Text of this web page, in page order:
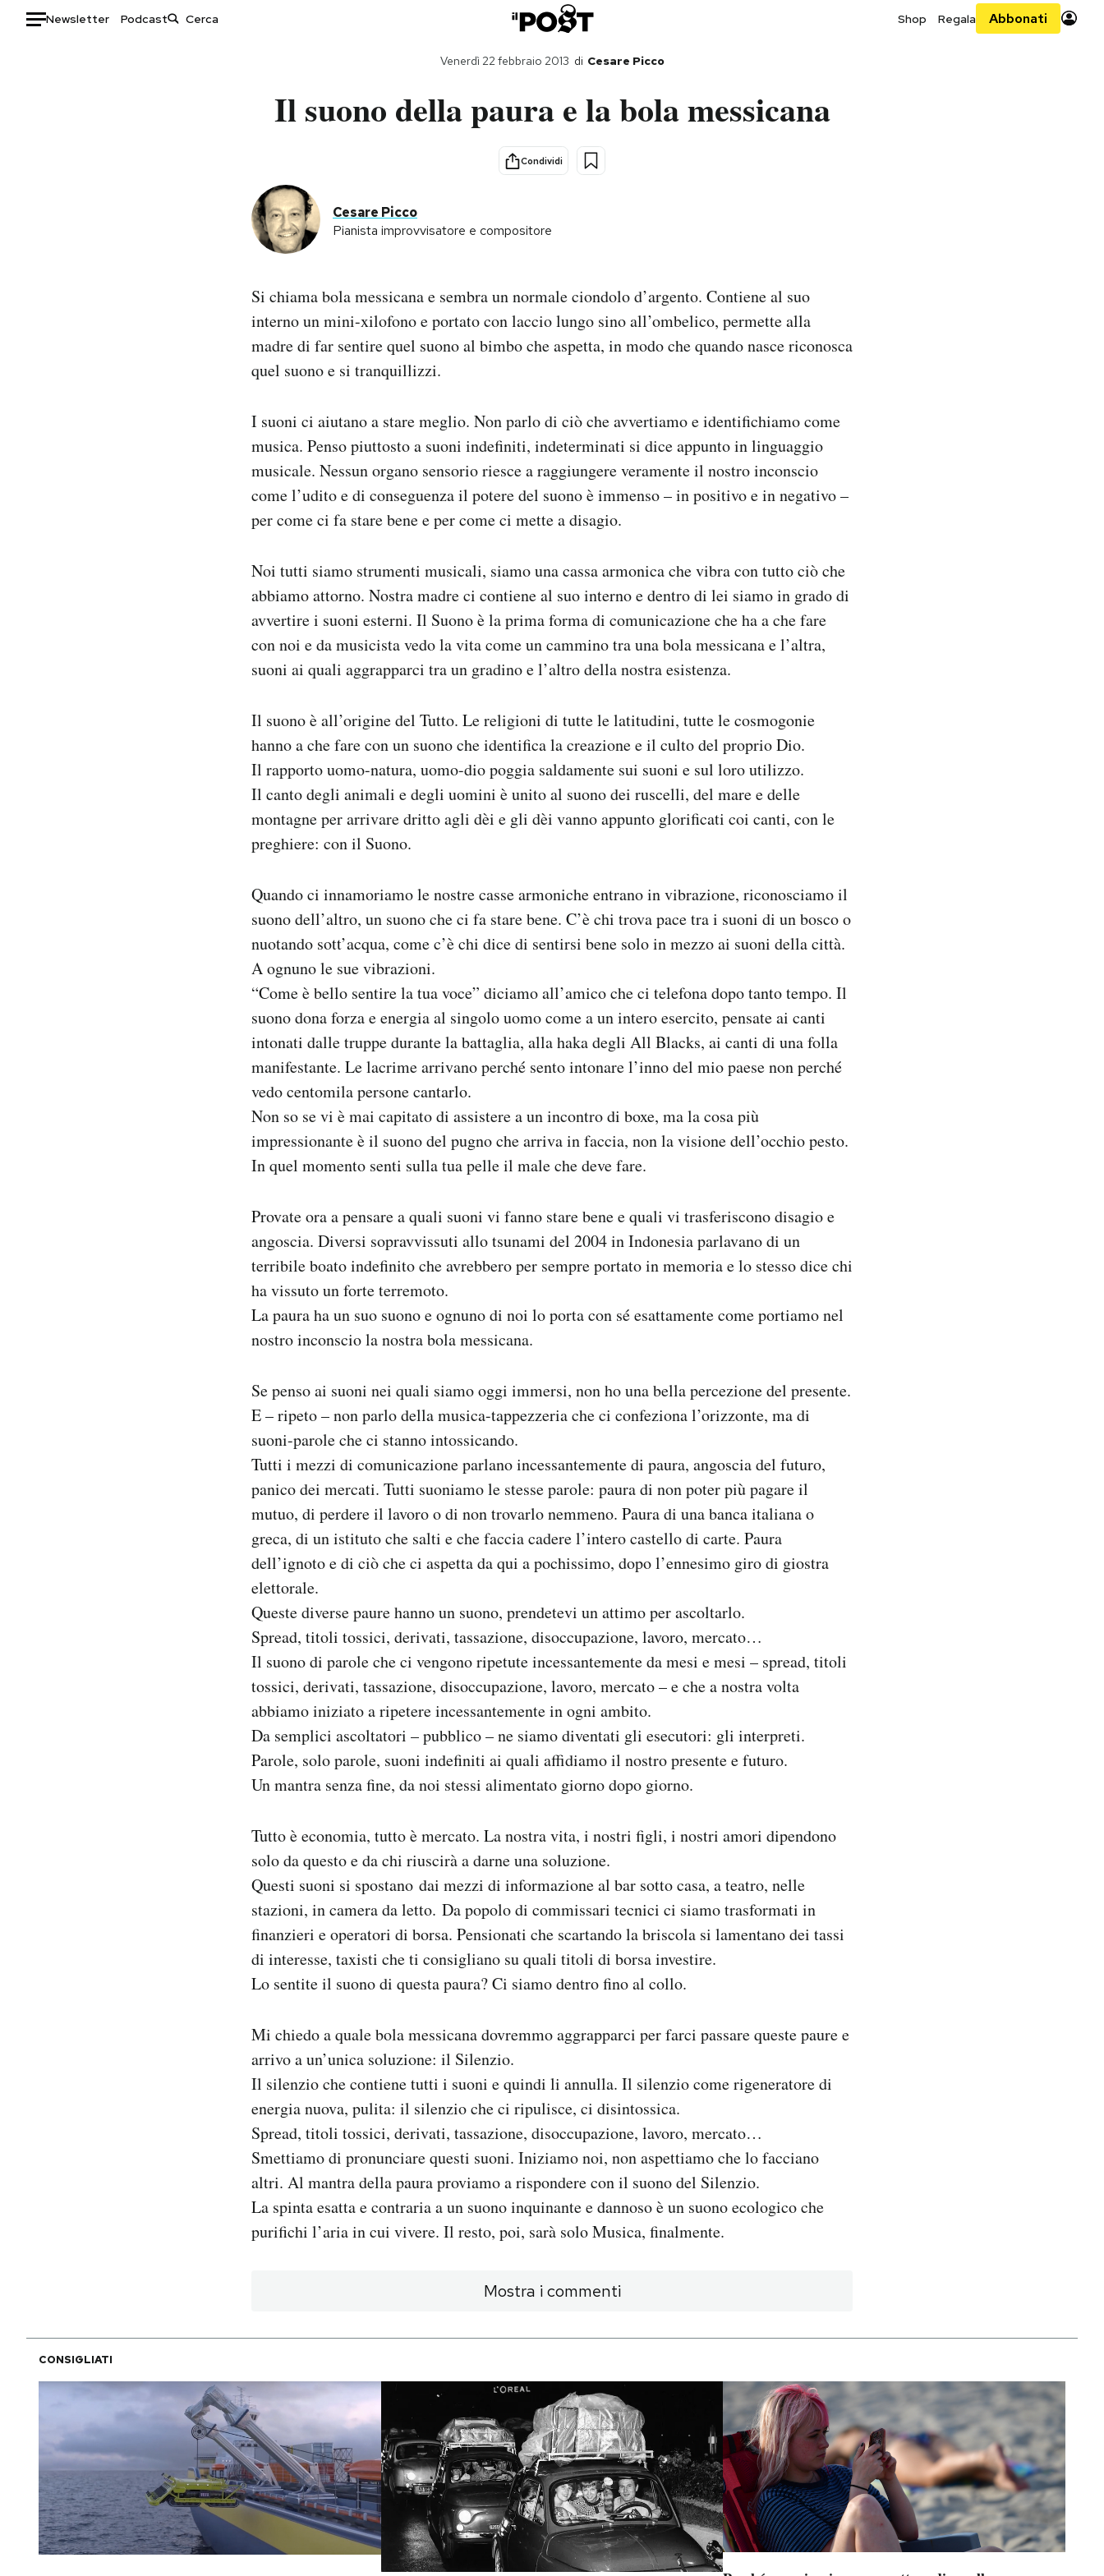
Newsletter Podcast Shop Regala Abbonati
Storie/Idee
Ok Boomer!
Altrecose
Mondiali calcio 2026
di Cesare Picco
Venerdì 22 febbraio 2013
Il suono della paura e la bola messicana
Condividi
Cesare Picco
Pianista improvvisatore e compositore
Si chiama bola messicana e sembra un normale ciondolo d’argento. Contiene al suo
interno un mini-xilofono e portato con laccio lungo sino all’ombelico, permette alla
madre di far sentire quel suono al bimbo che aspetta, in modo che quando nasce riconosca
quel suono e si tranquillizzi.
I suoni ci aiutano a stare meglio. Non parlo di ciò che avvertiamo e identifichiamo come
musica. Penso piuttosto a suoni indefiniti, indeterminati si dice appunto in linguaggio
musicale. Nessun organo sensorio riesce a raggiungere veramente il nostro inconscio
come l’udito e di conseguenza il potere del suono è immenso – in positivo e in negativo –
per come ci fa stare bene e per come ci mette a disagio.
Noi tutti siamo strumenti musicali, siamo una cassa armonica che vibra con tutto ciò che
abbiamo attorno. Nostra madre ci contiene al suo interno e dentro di lei siamo in grado di
avvertire i suoni esterni. Il Suono è la prima forma di comunicazione che ha a che fare
con noi e da musicista vedo la vita come un cammino tra una bola messicana e l’altra,
suoni ai quali aggrapparci tra un gradino e l’altro della nostra esistenza.
Il suono è all’origine del Tutto. Le religioni di tutte le latitudini, tutte le cosmogonie
hanno a che fare con un suono che identifica la creazione e il culto del proprio Dio.
Il rapporto uomo-natura, uomo-dio poggia saldamente sui suoni e sul loro utilizzo.
Il canto degli animali e degli uomini è unito al suono dei ruscelli, del mare e delle
montagne per arrivare dritto agli dèi e gli dèi vanno appunto glorificati coi canti, con le
preghiere: con il Suono.
Quando ci innamoriamo le nostre casse armoniche entrano in vibrazione, riconosciamo il
suono dell’altro, un suono che ci fa stare bene. C’è chi trova pace tra i suoni di un bosco o
nuotando sott’acqua, come c’è chi dice di sentirsi bene solo in mezzo ai suoni della città.
A ognuno le sue vibrazioni.
“Come è bello sentire la tua voce” diciamo all’amico che ci telefona dopo tanto tempo. Il
suono dona forza e energia al singolo uomo come a un intero esercito, pensate ai canti
intonati dalle truppe durante la battaglia, alla haka degli All Blacks, ai canti di una folla
manifestante. Le lacrime arrivano perché sento intonare l’inno del mio paese non perché
vedo centomila persone cantarlo.
Non so se vi è mai capitato di assistere a un incontro di boxe, ma la cosa più
impressionante è il suono del pugno che arriva in faccia, non la visione dell’occhio pesto.
In quel momento senti sulla tua pelle il male che deve fare.
Provate ora a pensare a quali suoni vi fanno stare bene e quali vi trasferiscono disagio e
angoscia. Diversi sopravvissuti allo tsunami del 2004 in Indonesia parlavano di un
terribile boato indefinito che avrebbero per sempre portato in memoria e lo stesso dice chi
ha vissuto un forte terremoto.
La paura ha un suo suono e ognuno di noi lo porta con sé esattamente come portiamo nel
nostro inconscio la nostra bola messicana.
Se penso ai suoni nei quali siamo oggi immersi, non ho una bella percezione del presente.
E – ripeto – non parlo della musica-tappezzeria che ci confeziona l’orizzonte, ma di
suoni-parole che ci stanno intossicando.
Tutti i mezzi di comunicazione parlano incessantemente di paura, angoscia del futuro,
panico dei mercati. Tutti suoniamo le stesse parole: paura di non poter più pagare il
mutuo, di perdere il lavoro o di non trovarlo nemmeno. Paura di una banca italiana o
greca, di un istituto che salti e che faccia cadere l’intero castello di carte. Paura
dell’ignoto e di ciò che ci aspetta da qui a pochissimo, dopo l’ennesimo giro di giostra
elettorale.
Queste diverse paure hanno un suono, prendetevi un attimo per ascoltarlo.
Spread, titoli tossici, derivati, tassazione, disoccupazione, lavoro, mercato…
Il suono di parole che ci vengono ripetute incessantemente da mesi e mesi – spread, titoli
tossici, derivati, tassazione, disoccupazione, lavoro, mercato – e che a nostra volta
abbiamo iniziato a ripetere incessantemente in ogni ambito.
Da semplici ascoltatori – pubblico – ne siamo diventati gli esecutori: gli interpreti.
Parole, solo parole, suoni indefiniti ai quali affidiamo il nostro presente e futuro.
Un mantra senza fine, da noi stessi alimentato giorno dopo giorno.
Tutto è economia, tutto è mercato. La nostra vita, i nostri figli, i nostri amori dipendono
solo da questo e da chi riuscirà a darne una soluzione.
Questi suoni si spostano dai mezzi di informazione al bar sotto casa, a teatro, nelle
stazioni, in camera da letto. Da popolo di commissari tecnici ci siamo trasformati in
finanzieri e operatori di borsa. Pensionati che scartando la briscola si lamentano dei tassi
di interesse, taxisti che ti consigliano su quali titoli di borsa investire.
Lo sentite il suono di questa paura? Ci siamo dentro fino al collo.
Mi chiedo a quale bola messicana dovremmo aggrapparci per farci passare queste paure e
arrivo a un’unica soluzione: il Silenzio.
Il silenzio che contiene tutti i suoni e quindi li annulla. Il silenzio come rigeneratore di
energia nuova, pulita: il silenzio che ci ripulisce, ci disintossica.
Spread, titoli tossici, derivati, tassazione, disoccupazione, lavoro, mercato…
Smettiamo di pronunciare questi suoni. Iniziamo noi, non aspettiamo che lo facciano
altri. Al mantra della paura proviamo a rispondere con il suono del Silenzio.
La spinta esatta e contraria a un suono inquinante e dannoso è un suono ecologico che
purifichi l’aria in cui vivere. Il resto, poi, sarà solo Musica, finalmente.
Mostra i commenti
CONSIGLIATI